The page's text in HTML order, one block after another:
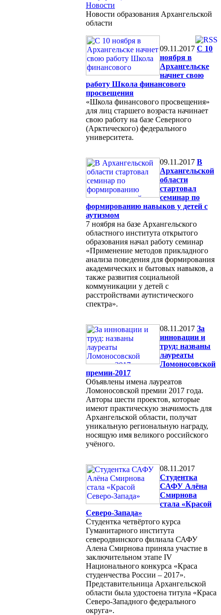
Новости
Новости образования Архангельской
области
09.11.2017 С 10
ноября в
Архангельске
начнет свою
работу Школа финансового
просвещения
«Школа финансового просвещения»
для лиц старшего возраста начинает
свою работу на базе Северного
(Арктического) федерального
университета.
09.11.2017 В
Архангельской
области
стартовал
семинар по
формированию навыков у детей с
аутизмом
7 ноября на базе Архангельского
областного института открытого
образования начал работу семинар
«Применение методов прикладного
анализа поведения для формирования
академических и бытовых навыков, а
также развития социальной
коммуникации у детей с
расстройствами аутистического
спектра».
08.11.2017 За
инновации и
труд: названы
лауреаты
Ломоносовской
премии-2017
Объявлены имена лауреатов
Ломоносовской премии 2017 года.
Авторы шести проектов, которые
имеют практическую значимость для
Архангельской области, получат
уникальную региональную награду,
носящую имя великого российского
учёного.
08.11.2017
Студентка
САФУ Алёна
Смирнова
стала «Красой
Северо-Запада»
Студентка четвёртого курса
Гуманитарного института
северодвинского филиала САФУ
Алена Смирнова приняла участие в
заключительном этапе IV
Национального конкурса «Краса
студенчества России – 2017».
Представительница Архангельской
области была удостоена титула «Краса
Северо-Западного федерального
округа».